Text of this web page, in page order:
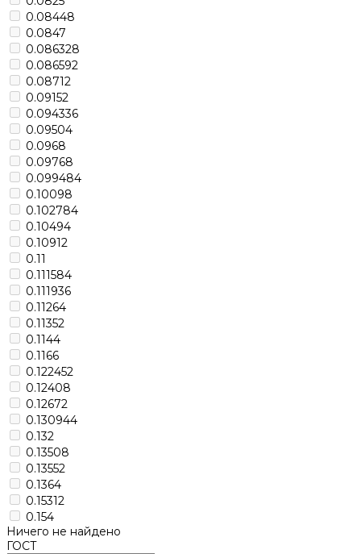
0.08448
0.0847
0.086328
0.086592
0.08712
0.09152
0.094336
0.09504
0.0968
0.09768
0.099484
0.10098
0.102784
0.10494
0.10912
0.11
0.111584
0.111936
0.11264
0.11352
0.1144
0.1166
0.122452
0.12408
0.12672
0.130944
0.132
0.13508
0.13552
0.1364
0.15312
0.154
Ничего не найдено
ГОСТ